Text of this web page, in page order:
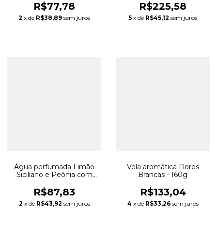
R$77,78
2 x de R$38,89 sem juros
R$225,58
5 x de R$45,12 sem juros
Água perfumada Limão
Siciliano e Peônia com
R$87,83
2 x de R$43,92 sem juros
Vela aromática Flores
Brancas - 160g
R$133,04
4 x de R$33,26 sem juros